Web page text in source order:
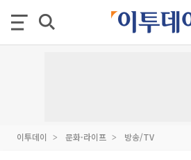
이투데이 문화·라이프 방송/TV